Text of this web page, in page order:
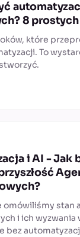
8
które
To
i AI - Jak
omówiliśmy stan
i ich wyzwania
bez